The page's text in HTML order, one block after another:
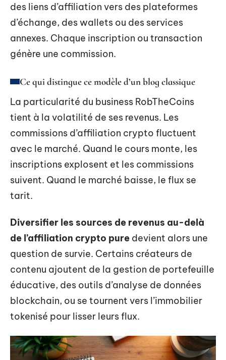
des liens d’affiliation vers des plateformes
d’échange, des wallets ou des services
annexes. Chaque inscription ou transaction
génère une commission.
Ce qui distingue ce modèle d’un blog classique
La particularité du business RobTheCoins
tient à la volatilité de ses revenus. Les
commissions d’affiliation crypto fluctuent
avec le marché. Quand le cours monte, les
inscriptions explosent et les commissions
suivent. Quand le marché baisse, le flux se
tarit.
Diversifier les sources de revenus au-delà
de l’affiliation crypto pure devient alors une
question de survie. Certains créateurs de
contenu ajoutent de la gestion de portefeuille
éducative, des outils d’analyse de données
blockchain, ou se tournent vers l’immobilier
tokenisé pour lisser leurs flux.